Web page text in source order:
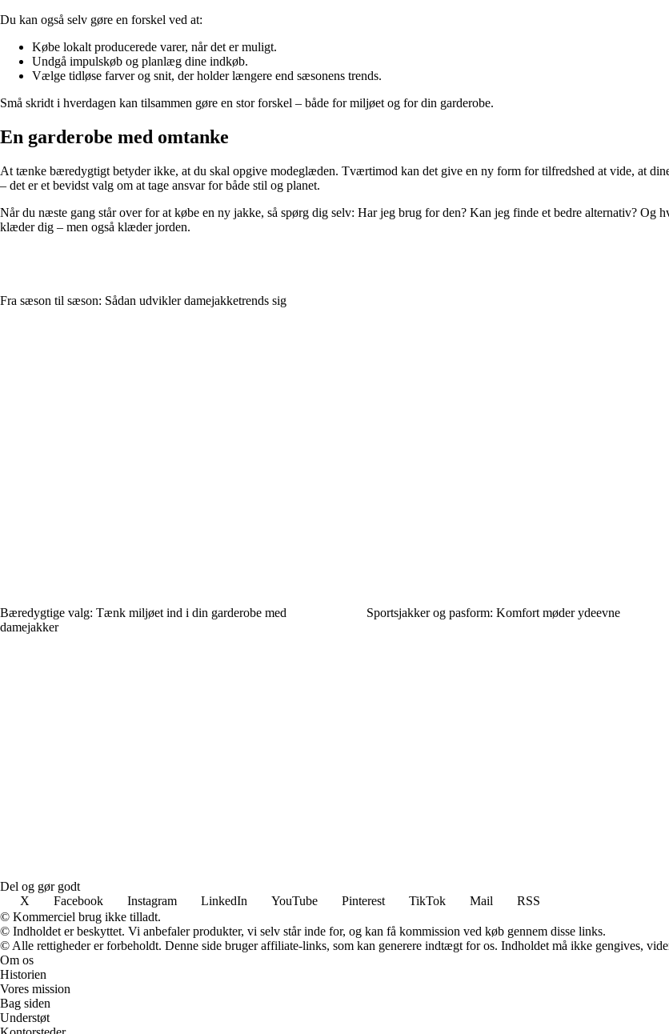
Du kan også selv gøre en forskel ved at:
Købe lokalt producerede varer, når det er muligt.
Undgå impulskøb og planlæg dine indkøb.
Vælge tidløse farver og snit, der holder længere end sæsonens trends.
Små skridt i hverdagen kan tilsammen gøre en stor forskel – både for miljøet og for din garderobe.
En garderobe med omtanke
At tænke bæredygtigt betyder ikke, at du skal opgive modeglæden. Tværtimod kan det give en ny form for tilfredshed at vide, at
– det er et bevidst valg om at tage ansvar for både stil og planet.
Når du næste gang står over for at købe en ny jakke, så spørg dig selv: Har jeg brug for den? Kan jeg finde et bedre alternativ?
klæder dig – men også klæder jorden.
Fra sæson til sæson: Sådan udvikler damejakketrends sig
Bæredygtige valg: Tænk miljøet ind i din garderobe med
damejakker
Sportsjakker og pasform: Komfort møder ydeevne
Del og gør godt
X
Facebook Instagram LinkedIn YouTube Pinterest TikTok Mail
RSS
© Kommerciel brug ikke tilladt.
© Indholdet er beskyttet. Vi anbefaler produkter, vi selv står inde for, og kan få kommission ved køb gennem disse links.
© Alle rettigheder er forbeholdt. Denne side bruger affiliate-links, som kan generere indtægt for os. Indholdet må ikke gengives,
Om os
Historien
Vores mission
Bag siden
Understøt